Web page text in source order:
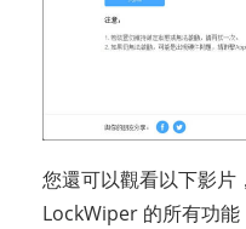
您還可以觀看以下影片
LockWiper 的所有功